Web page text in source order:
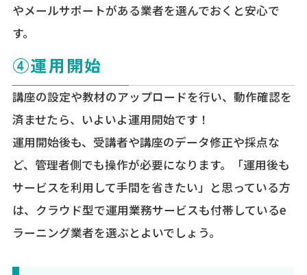
やメールサポートがある業者を選んでおくと安心で
す。
④運用開始
講座の設定や教材のアップロードを行い、動作確認を
済ませたら、いよいよ運用開始です！
運用開始後も、受講者や講座のデータ修正や採点な
ど、管理者側でも操作が必要になります。「運用後も
サービスを利用して手間を省きたい」と思っている方
は、クラウド型で運用業務サービスも付帯しているe
ラーニング業者を選ぶとよいでしょう。